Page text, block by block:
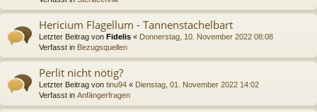
Hericium Flagellum - Tannenstachelbart
Letzter Beitrag von Fidelis « Donnerstag, 10. November 2022 08:08
Verfasst in Bezugsquellen
Perlit nicht nötig?
Letzter Beitrag von tinu94 « Dienstag, 01. November 2022 14:02
Verfasst in Anfängerfragen